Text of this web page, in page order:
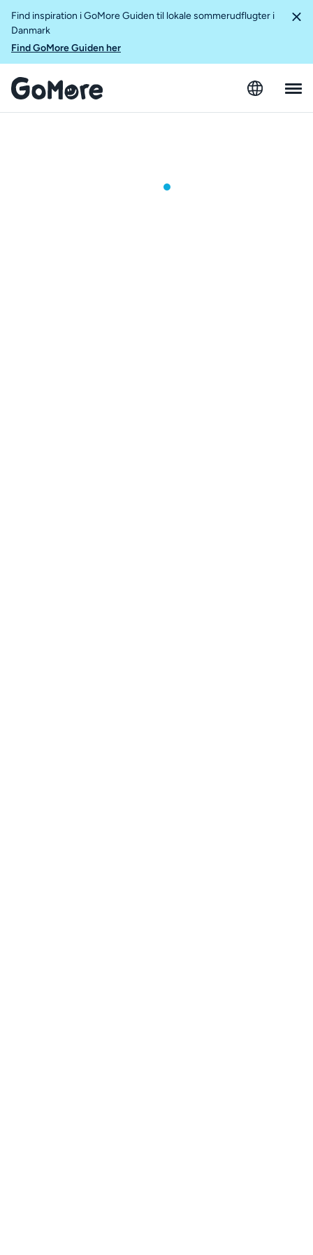
Find inspiration i GoMore Guiden til lokale sommerudflugter i
Danmark
Find GoMore Guiden her